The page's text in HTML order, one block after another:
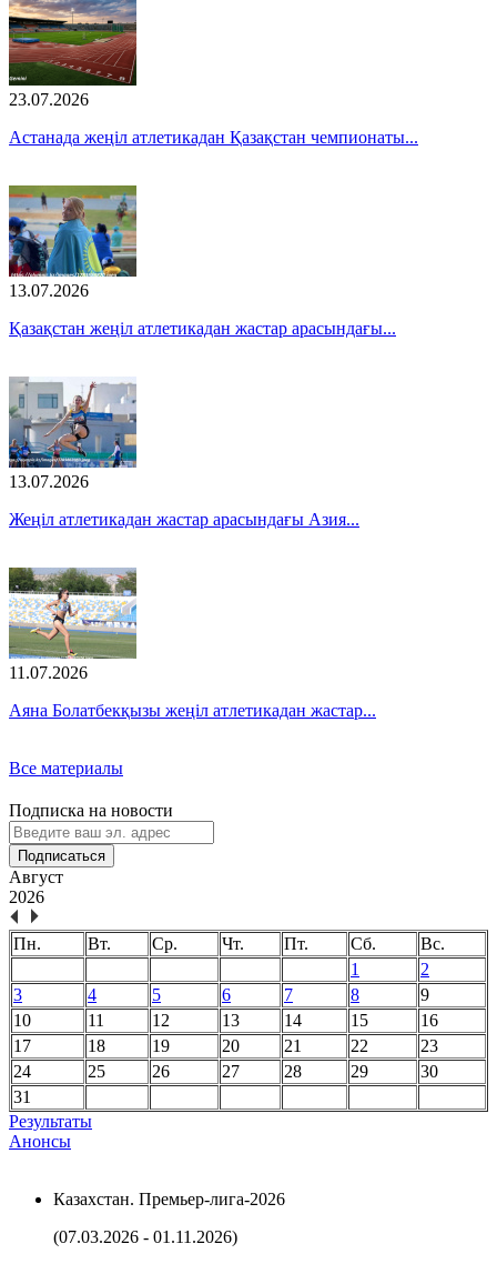
23.07.2026
Астанада жеңіл атлетикадан Қазақстан чемпионаты...
13.07.2026
Қазақстан жеңіл атлетикадан жастар арасындағы...
13.07.2026
Жеңіл атлетикадан жастар арасындағы Азия...
11.07.2026
Аяна Болатбекқызы жеңіл атлетикадан жастар...
Все материалы
Подписка на новости
Подписаться
Август
2026
Пн. Вт. Ср. Чт. Пт. Сб.
Вс.
1
2
3
4 5 6 7 8
9
10
11 12 13 14 15
16
17
18 19 20 21 22
23
24
25 26 27 28 29
30
31
Результаты
Анонсы
Казахстан. Премьер-лига-2026
(07.03.2026 - 01.11.2026)